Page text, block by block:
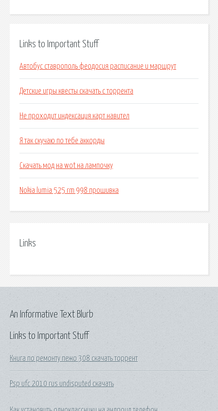
Links to Important Stuff
Автобус ставрополь феодосия расписание и маршрут
Детские игры квесты скачать с торрента
Не проходит индексация карт навител
Я так скучаю по тебе аккорды
Скачать мод на wot на лампочку
Nokia lumia 525 rm 998 прошивка
Links
Links to Important Stuff
Книга по ремонту пежо 308 скачать торрент
Psp ufc 2010 rus undisputed скачать
An Informative Text Blurb